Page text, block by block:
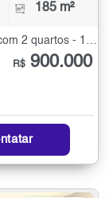
185 m²
Casa Térrea à Venda na Vila Isolina Mazzei com 2 quartos - 185 m²
R$ 900.000